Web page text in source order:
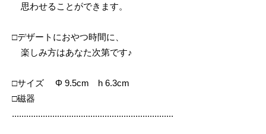
思わせることができます。
□デザートにおやつ時間に、
楽しみ方はあなた次第です♪
□サイズ Φ 9.5cm h 6.3cm
□磁器
....................................................................